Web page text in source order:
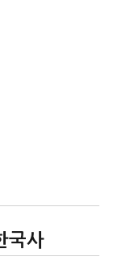
국사